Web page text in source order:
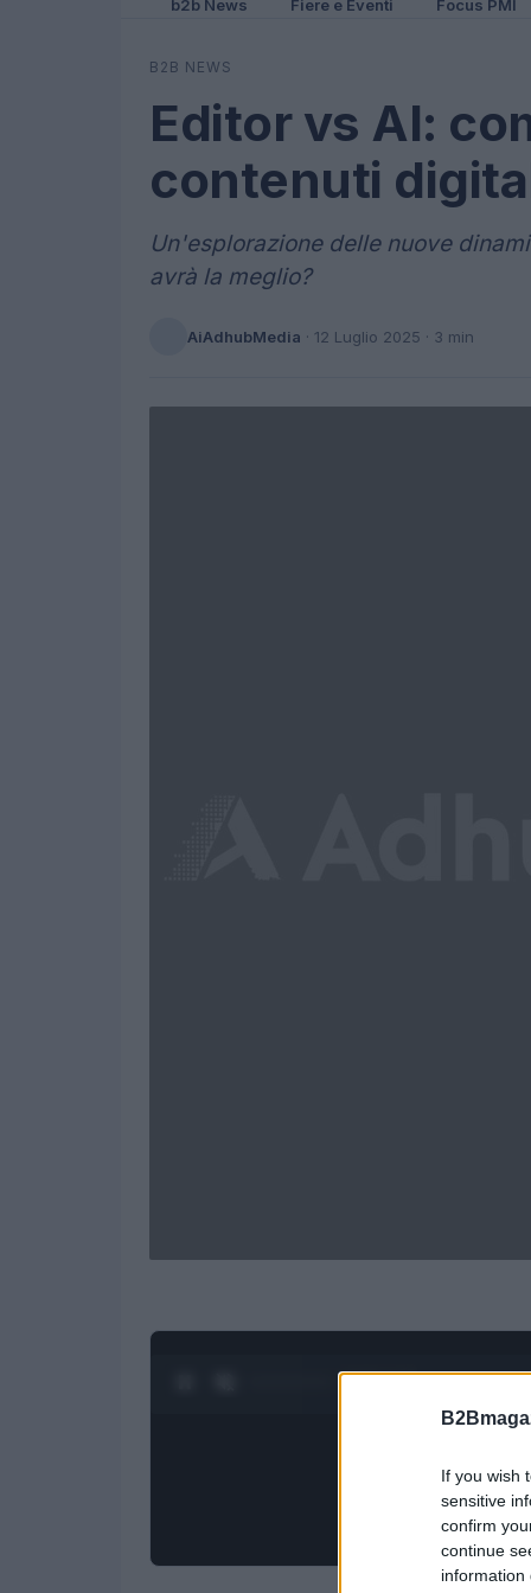
If you wish
sensitive
confirm
continue
information
b2b News Fiere e Eventi Focus PMI
B2B NEWS
Editor vs AI:
contenuti
Un'esplorazione delle nuove
avrà la meglio?
AiAdhubMedia · 12 Luglio 2025 · 3 min